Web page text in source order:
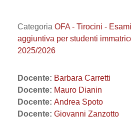
Categoria OFA - Tirocini -
aggiuntiva per studenti
2025/2026
Docente: Barbara Carretti
Docente: Mauro Dianin
Docente: Andrea Spoto
Docente: Giovanni Zanzotto